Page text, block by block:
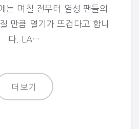
는 며칠 전부터 열성 팬들의
만큼 열기가 뜨겁다고 합니
다. LA…
더보기